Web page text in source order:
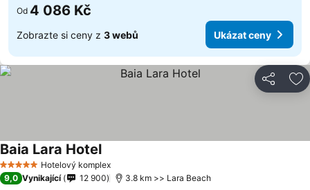
Od 4 086 Kč
Zobrazte si ceny z 3 webů Ukázat ceny
Sdílet
5 Počet hvězdičekHotelový komplex
Baia Lara HotelUkázat ceny
9,0 Vynikající 12 900 3.8 km >> Lara Beach